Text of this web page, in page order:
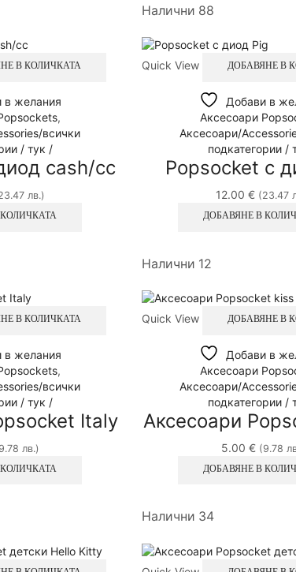
В КОЛИЧКАТА
в желания
,
всички
/ тук /
cash/cc
лв.)
Налични 88
Quick View ДОБАВЯНЕ В
Добави в
Аксесоари
Аксесоари/
подкатегории /
Popsocket с
12.00 €(23.47
ДОБАВЯНЕ В
В КОЛИЧКАТА
в желания
,
всички
/ тук /
Italy
лв.)
Налични 12
Quick View ДОБАВЯНЕ В
Добави в
Аксесоари
Аксесоари/
подкатегории /
Аксесоари
5.00 €(9.78
ДОБАВЯНЕ В
Налични 34